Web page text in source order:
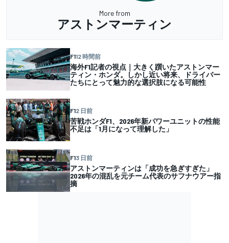
More from
アストンマーティン
F112 時間前
海外F1記者の視点｜大きく躓いたアストンマー
ティン・ホンダ。しかし近い将来、ドライバー
たちにとって魅力的な選択肢になる可能性
F12 日前
苦戦ホンダF1、2026年新パワーユニットの性能
不足は「1月になって理解した」
F13 日前
アストンマーティンは「成功を急ぎすぎた」
2026年の混乱を元チーム代表のサフナウアー指
摘